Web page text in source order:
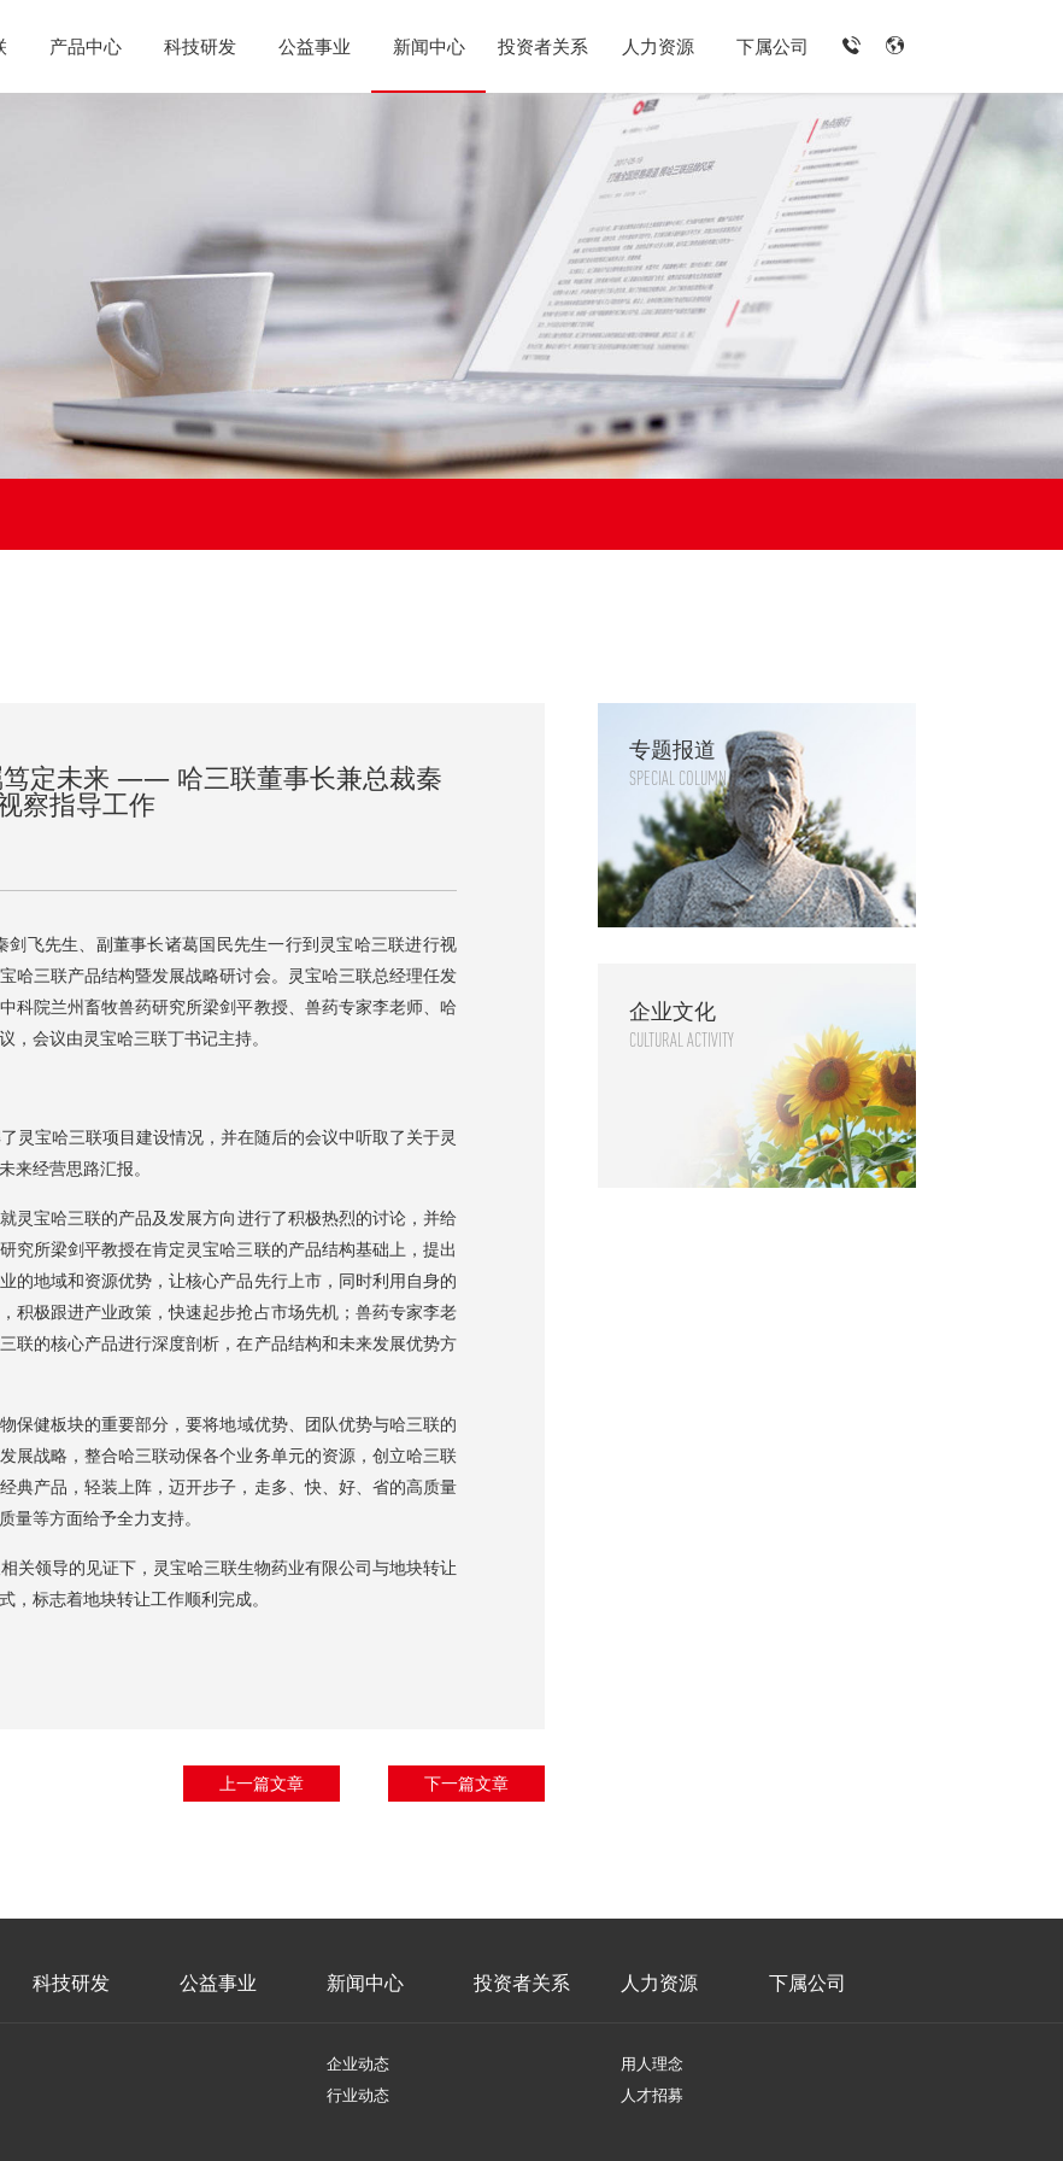
产品中心 科技研发 公益事业 新闻中心 投资者关系 人力资源 下属公司
定未来 —— 哈三联董事长兼总裁秦
察指导工作
飞先生、副董事长诸葛国民先生一行到灵宝哈三联进行视
哈三联产品结构暨发展战略研讨会。灵宝哈三联总经理任发
科院兰州畜牧兽药研究所梁剑平教授、兽药专家李老师、哈
，会议由灵宝哈三联丁书记主持。
宝哈三联项目建设情况，并在随后的会议中听取了关于灵
来经营思路汇报。
宝哈三联的产品及发展方向进行了积极热烈的讨论，并给
究所梁剑平教授在肯定灵宝哈三联的产品结构基础上，提出
的地域和资源优势，让核心产品先行上市，同时利用自身的
积极跟进产业政策，快速起步抢占市场先机；兽药专家李老
联的核心产品进行深度剖析，在产品结构和未来发展优势方
健板块的重要部分，要将地域优势、团队优势与哈三联的
展战略，整合哈三联动保各个业务单元的资源，创立哈三联
典产品，轻装上阵，迈开步子，走多、快、好、省的高质量
量等方面给予全力支持。
领导的见证下，灵宝哈三联生物药业有限公司与地块转让
标志着地块转让工作顺利完成。
专题报道
SPECIAL COLUMN
企业文化
CULTURAL ACTIVITY
上一篇文章 下一篇文章
科技研发 公益事业 新闻中心 投资者关系 人力资源 下属公司
企业动态
行业动态
用人理念
人才招募